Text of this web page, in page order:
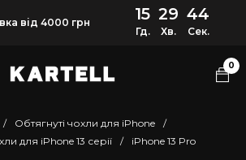
від 4000 грн 15
Гд.
29
Хв.
44
Сек.
0
/ Обтягнуті чохли для iPhone
/
для iPhone 13 серії
/ iPhone 13 Pro